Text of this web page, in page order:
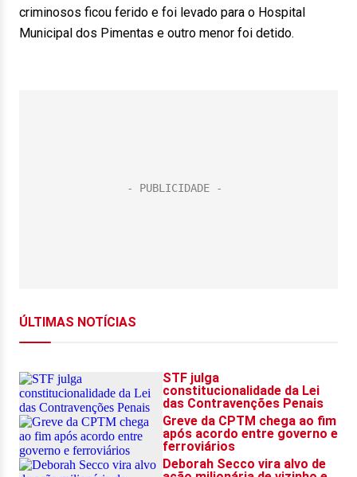
criminosos ficou ferido e foi levado para o Hospital
Municipal dos Pimentas e outro menor foi detido.